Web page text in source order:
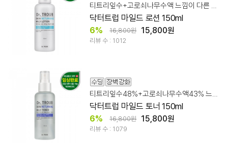
티트리잎수+고로쇠나무수액 느낌이 다른 스킨케어!
닥터트럽 마일드 로션 150ml
6% 16,800원 15,800원
리뷰 수 : 1012
티트리잎수48%+고로쇠나무수액43% 느낌이 다른 스킨케어!
닥터트럽 마일드 토너 150ml
6% 16,800원 15,800원
리뷰 수 : 1079